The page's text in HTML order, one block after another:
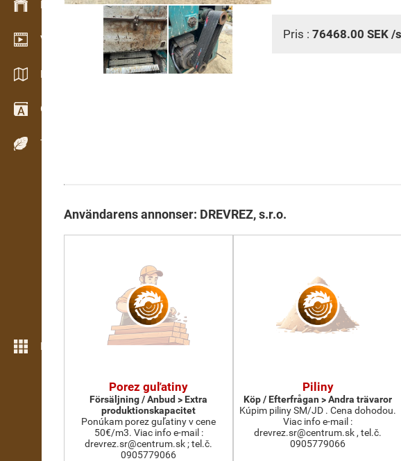
Lagerhantering
Videoshowroom
Kataloger / Broschyrer
Ordbok
Träslag
Fler verktyg
Pris : 76468.00 SEK /
Användarens annonser: DREVREZ, s.r.o.
Porez guľatiny
Försäljning / Anbud > Extra
produktionskapacitet
Ponúkam porez guľatiny v cene
50€/m3. Viac info e-mail :
drevrez.sr@centrum.sk ; tel.č.
0905779066
Piliny
Köp / Efterfrågan > Andra trävaror
Kúpim piliny SM/JD . Cena dohodou.
Viac info e-mail :
drevrez.sr@centrum.sk , tel.č.
0905779066